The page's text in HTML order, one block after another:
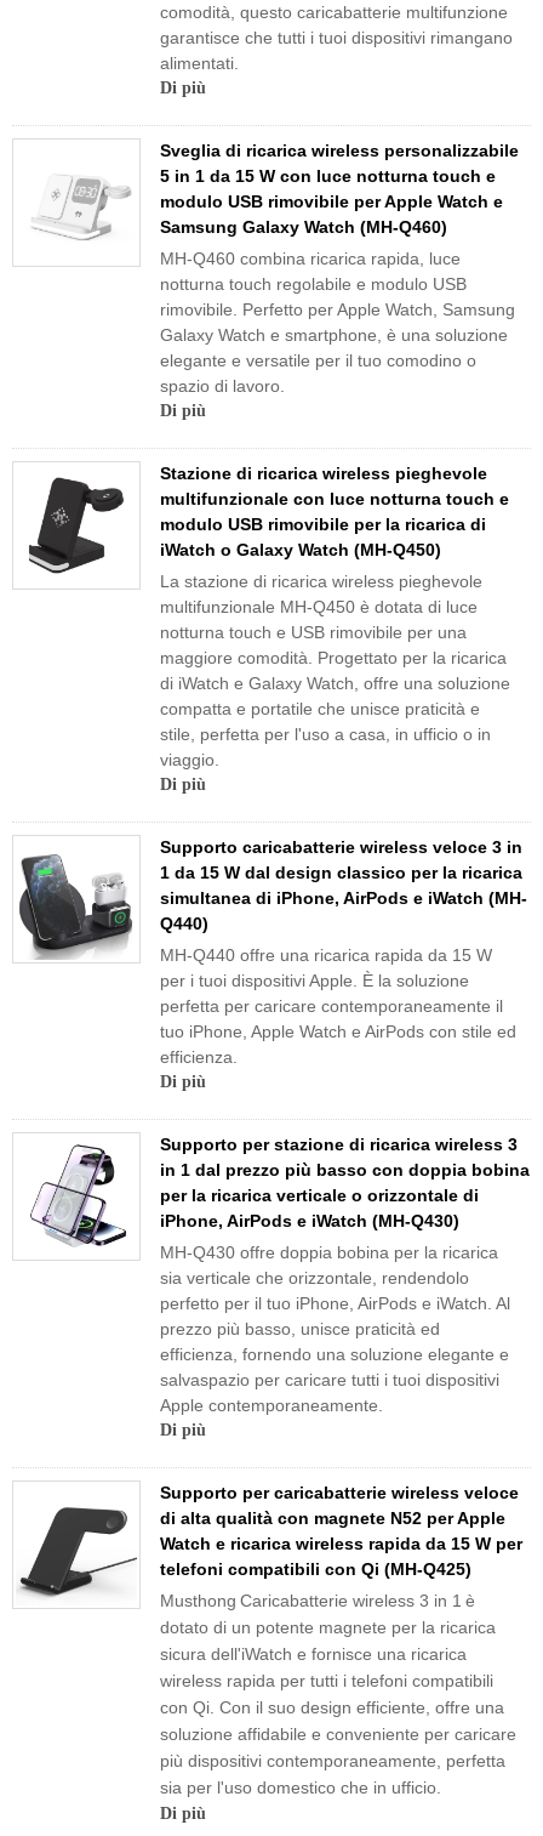
comodità, questo caricabatterie multifunzione
garantisce che tutti i tuoi dispositivi rimangano
alimentati.
Di più
Sveglia di ricarica wireless personalizzabile
5 in 1 da 15 W con luce notturna touch e
modulo USB rimovibile per Apple Watch e
Samsung Galaxy Watch (MH-Q460)
MH-Q460 combina ricarica rapida, luce
notturna touch regolabile e modulo USB
rimovibile. Perfetto per Apple Watch, Samsung
Galaxy Watch e smartphone, è una soluzione
elegante e versatile per il tuo comodino o
spazio di lavoro.
Di più
Stazione di ricarica wireless pieghevole
multifunzionale con luce notturna touch e
modulo USB rimovibile per la ricarica di
iWatch o Galaxy Watch (MH-Q450)
La stazione di ricarica wireless pieghevole
multifunzionale MH-Q450 è dotata di luce
notturna touch e USB rimovibile per una
maggiore comodità. Progettato per la ricarica
di iWatch e Galaxy Watch, offre una soluzione
compatta e portatile che unisce praticità e
stile, perfetta per l'uso a casa, in ufficio o in
viaggio.
Di più
Supporto caricabatterie wireless veloce 3 in
1 da 15 W dal design classico per la ricarica
simultanea di iPhone, AirPods e iWatch (MH-
Q440)
MH-Q440 offre una ricarica rapida da 15 W
per i tuoi dispositivi Apple. È la soluzione
perfetta per caricare contemporaneamente il
tuo iPhone, Apple Watch e AirPods con stile ed
efficienza.
Di più
Supporto per stazione di ricarica wireless 3
in 1 dal prezzo più basso con doppia bobina
per la ricarica verticale o orizzontale di
iPhone, AirPods e iWatch (MH-Q430)
MH-Q430 offre doppia bobina per la ricarica
sia verticale che orizzontale, rendendolo
perfetto per il tuo iPhone, AirPods e iWatch. Al
prezzo più basso, unisce praticità ed
efficienza, fornendo una soluzione elegante e
salvaspazio per caricare tutti i tuoi dispositivi
Apple contemporaneamente.
Di più
Supporto per caricabatterie wireless veloce
di alta qualità con magnete N52 per Apple
Watch e ricarica wireless rapida da 15 W per
telefoni compatibili con Qi (MH-Q425)
Musthong Caricabatterie wireless 3 in 1 è
dotato di un potente magnete per la ricarica
sicura dell'iWatch e fornisce una ricarica
wireless rapida per tutti i telefoni compatibili
con Qi. Con il suo design efficiente, offre una
soluzione affidabile e conveniente per caricare
più dispositivi contemporaneamente, perfetta
sia per l'uso domestico che in ufficio.
Di più